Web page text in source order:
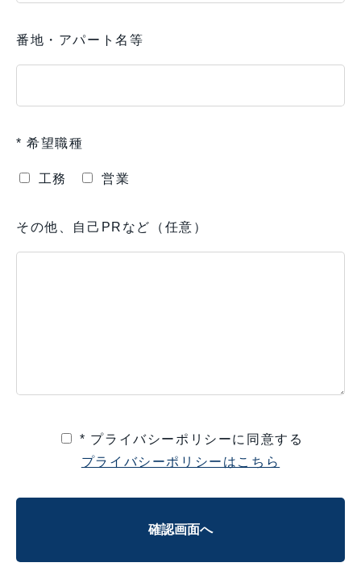
番地・アパート名等
* 希望職種
工務 営業
その他、自己PRなど（任意）
* プライバシーポリシーに同意する
プライバシーポリシーはこちら